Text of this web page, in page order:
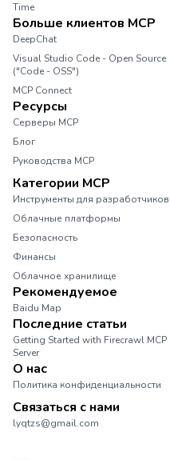
Time
Больше клиентов MCP
DeepChat
Visual Studio Code - Open Source
("Code - OSS")
MCP Connect
Ресурсы
Серверы MCP
Блог
Руководства MCP
Категории MCP
Инструменты для разработчиков
Облачные платформы
Безопасность
Финансы
Облачное хранилище
Рекомендуемое
Baidu Map
Последние статьи
Getting Started with Firecrawl MCP
Server
О нас
Политика конфиденциальности
Связаться с нами
lyqtzs@gmail.com